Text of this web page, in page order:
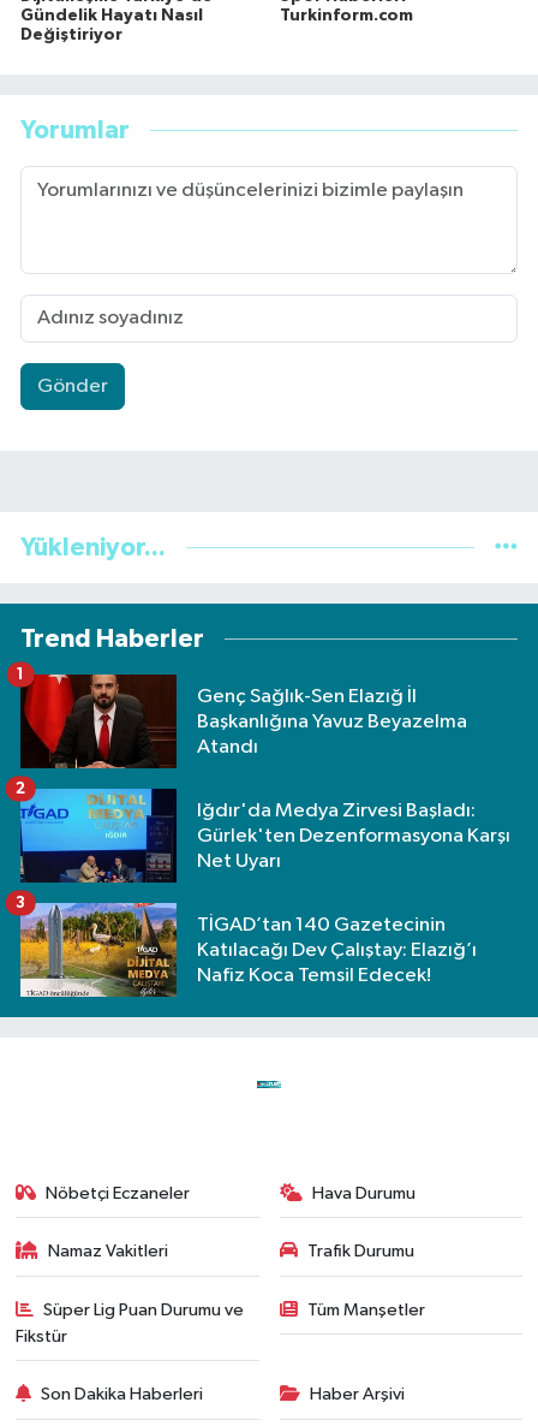
Gündelik Hayatı Nasıl
Değiştiriyor
Turkinform.com
Yorumlar
Gönder
Yükleniyor...
Trend Haberler
Genç Sağlık-Sen Elazığ İl
Başkanlığına Yavuz Beyazelma
Atandı
1
Iğdır'da Medya Zirvesi Başladı:
Gürlek'ten Dezenformasyona Karşı
Net Uyarı
2
TİGAD’tan 140 Gazetecinin
Katılacağı Dev Çalıştay: Elazığ’ı
Nafiz Koca Temsil Edecek!
3
Nöbetçi Eczaneler Hava Durumu
Namaz Vakitleri Trafik Durumu
Süper Lig Puan Durumu ve
Fikstür
Tüm Manşetler
Son Dakika Haberleri Haber Arşivi